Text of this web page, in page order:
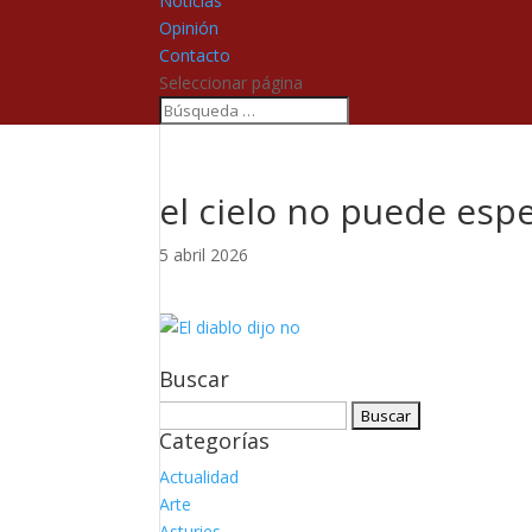
Opinión
Contacto
Seleccionar página
el cielo no puede
5 abril 2026
Buscar
Categorías
Actualidad
Arte